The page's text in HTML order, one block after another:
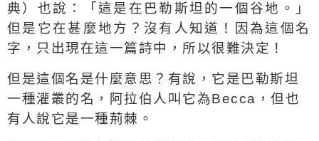
典）也說：「這是在巴勒斯坦的一個谷地。」
但是它在甚麼地方？沒有人知道！因為這個名
字，只出現在這一篇詩中，所以很難決定！
但是這個名是什麼意思？有說，它是巴勒斯坦
一種灌叢的名，阿拉伯人叫它為Becca ，但也
有人說它是一種荊棘。